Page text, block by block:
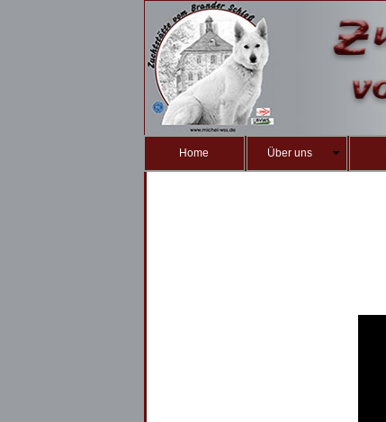
Home Über uns